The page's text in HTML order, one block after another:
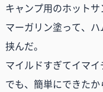
キャンプ用のホットサ
マーガリン塗って、
挟んだ。
マイルドすぎてイマイ
でも、簡単にできたか